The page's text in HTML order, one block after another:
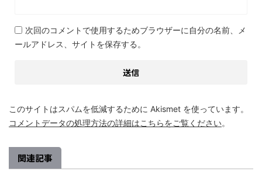
次回のコメントで使用するためブラウザーに自分の名前、メ
ールアドレス、サイトを保存する。
このサイトはスパムを低減するために Akismet を使っています。
コメントデータの処理方法の詳細はこちらをご覧ください。
関連記事